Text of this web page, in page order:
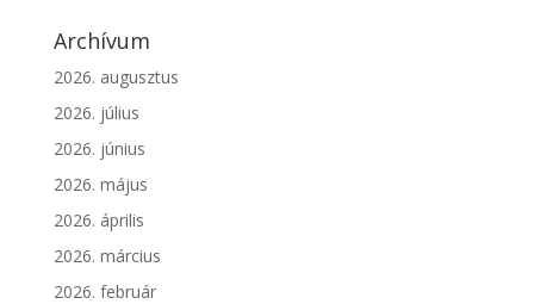
Archívum
2026. augusztus
2026. július
2026. június
2026. május
2026. április
2026. március
2026. február